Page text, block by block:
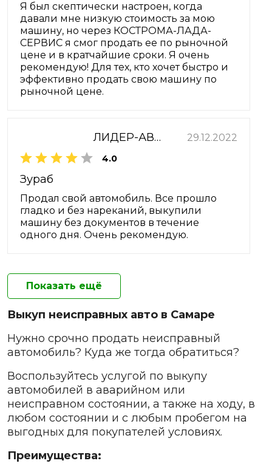
Я был скептически настроен, когда
давали мне низкую стоимость за мою
машину, но через КОСТРОМА-ЛАДА-
СЕРВИС я смог продать ее по рыночной
цене и в кратчайшие сроки. Я очень
рекомендую! Для тех, кто хочет быстро и
эффективно продать свою машину по
рыночной цене.
ЛИДЕР-АВТО 29.12.2022
4.0
Зураб
Продал свой автомобиль. Все прошло
гладко и без нареканий, выкупили
машину без документов в течение
одного дня. Очень рекомендую.
Показать ещё
Выкуп неисправных авто в Самаре
Нужно срочно продать неисправный
автомобиль? Куда же тогда обратиться?
Воспользуйтесь услугой по выкупу
автомобилей в аварийном или
неисправном состоянии, а также на ходу, в
любом состоянии и с любым пробегом на
выгодных для покупателей условиях.
Преимущества: